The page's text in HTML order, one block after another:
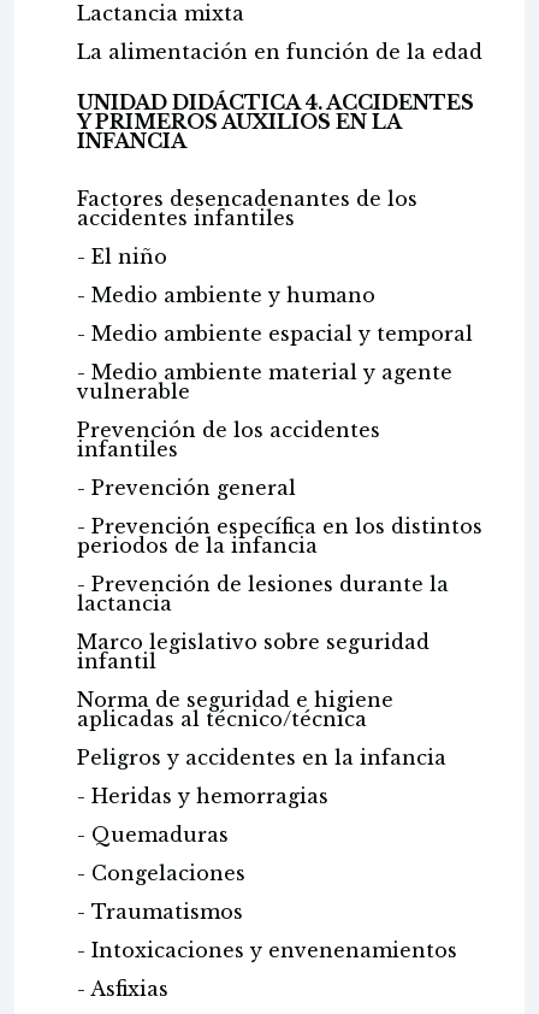
Lactancia mixta
La alimentación en función de la edad
UNIDAD DIDÁCTICA 4. ACCIDENTES
Y PRIMEROS AUXILIOS EN LA
INFANCIA
Factores desencadenantes de los
accidentes infantiles
- El niño
- Medio ambiente y humano
- Medio ambiente espacial y temporal
- Medio ambiente material y agente
vulnerable
Prevención de los accidentes
infantiles
- Prevención general
- Prevención específica en los distintos
periodos de la infancia
- Prevención de lesiones durante la
lactancia
Marco legislativo sobre seguridad
infantil
Norma de seguridad e higiene
aplicadas al técnico/técnica
Peligros y accidentes en la infancia
- Heridas y hemorragias
- Quemaduras
- Congelaciones
- Traumatismos
- Intoxicaciones y envenenamientos
- Asfixias